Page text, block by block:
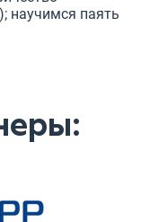
научимся паять